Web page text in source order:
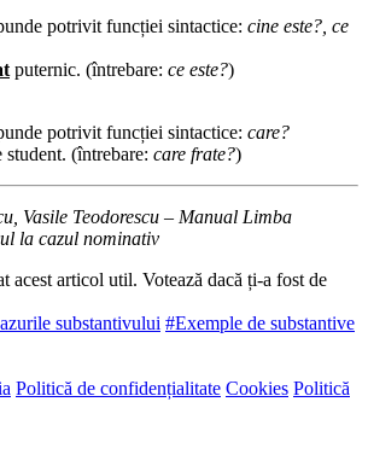
potrivit funcției sintactice: cine este?, ce
puternic. (întrebare: ce este?)
potrivit funcției sintactice: care?
student. (întrebare: care frate?)
Vasile Teodorescu – Manual Limba
la cazul nominativ
acest articol util. Votează dacă ți-a fost de
substantivului #Exemple de substantive
Politică de confidențialitate Cookies Politică